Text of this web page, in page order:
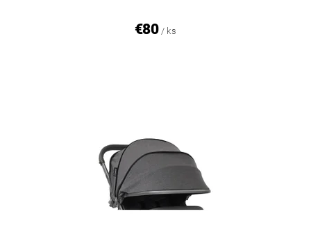
€80 / ks